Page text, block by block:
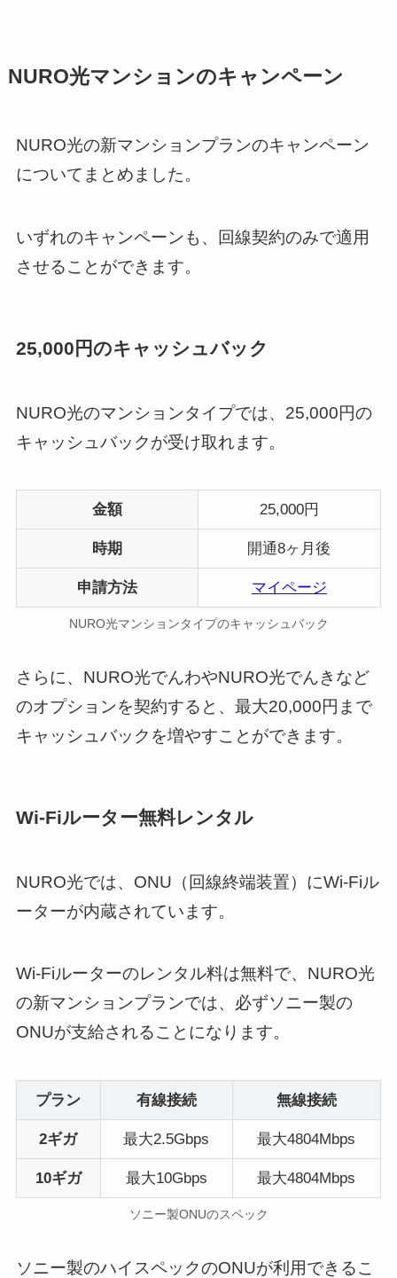
NURO光マンションのキャンペーン
NURO光の新マンションプランのキャンペーン
についてまとめました。
いずれのキャンペーンも、回線契約のみで適用
させることができます。
25,000円のキャッシュバック
NURO光のマンションタイプでは、25,000円の
キャッシュバックが受け取れます。
金額 25,000円
時期 開通8ヶ月後
申請方法 マイページ
NURO光マンションタイプのキャッシュバック
さらに、NURO光でんわやNURO光でんきなど
のオプションを契約すると、最大20,000円まで
キャッシュバックを増やすことができます。
Wi-Fiルーター無料レンタル
NURO光では、ONU（回線終端装置）にWi-Fiル
ーターが内蔵されています。
Wi-Fiルーターのレンタル料は無料で、NURO光
の新マンションプランでは、必ずソニー製の
ONUが支給されることになります。
プラン 有線接続 無線接続
2ギガ 最大2.5Gbps 最大4804Mbps
10ギガ 最大10Gbps 最大4804Mbps
ソニー製ONUのスペック
ソニー製のハイスペックのONUが利用できるこ